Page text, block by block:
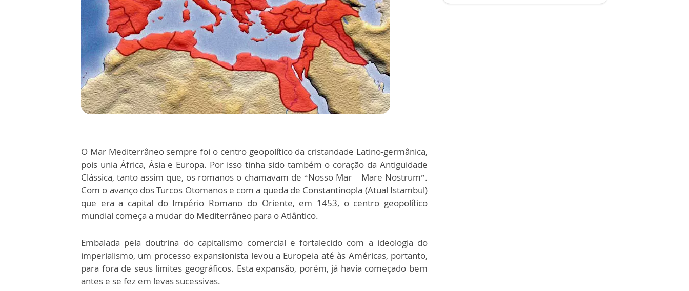
O Mar Mediterrâneo sempre foi o centro geopolítico da cristandade Latino-germânica,
pois unia África, Ásia e Europa. Por isso tinha sido também o coração da Antiguidade
Clássica, tanto assim que, os romanos o chamavam de “Nosso Mar – Mare Nostrum”.
Com o avanço dos Turcos Otomanos e com a queda de Constantinopla (Atual Istambul)
que era a capital do Império Romano do Oriente, em 1453, o centro geopolítico
mundial começa a mudar do Mediterrâneo para o Atlântico.
Embalada pela doutrina do capitalismo comercial e fortalecido com a ideologia do
imperialismo, um processo expansionista levou a Europeia até às Américas, portanto,
para fora de seus limites geográficos. Esta expansão, porém, já havia começado bem
antes e se fez em levas sucessivas.